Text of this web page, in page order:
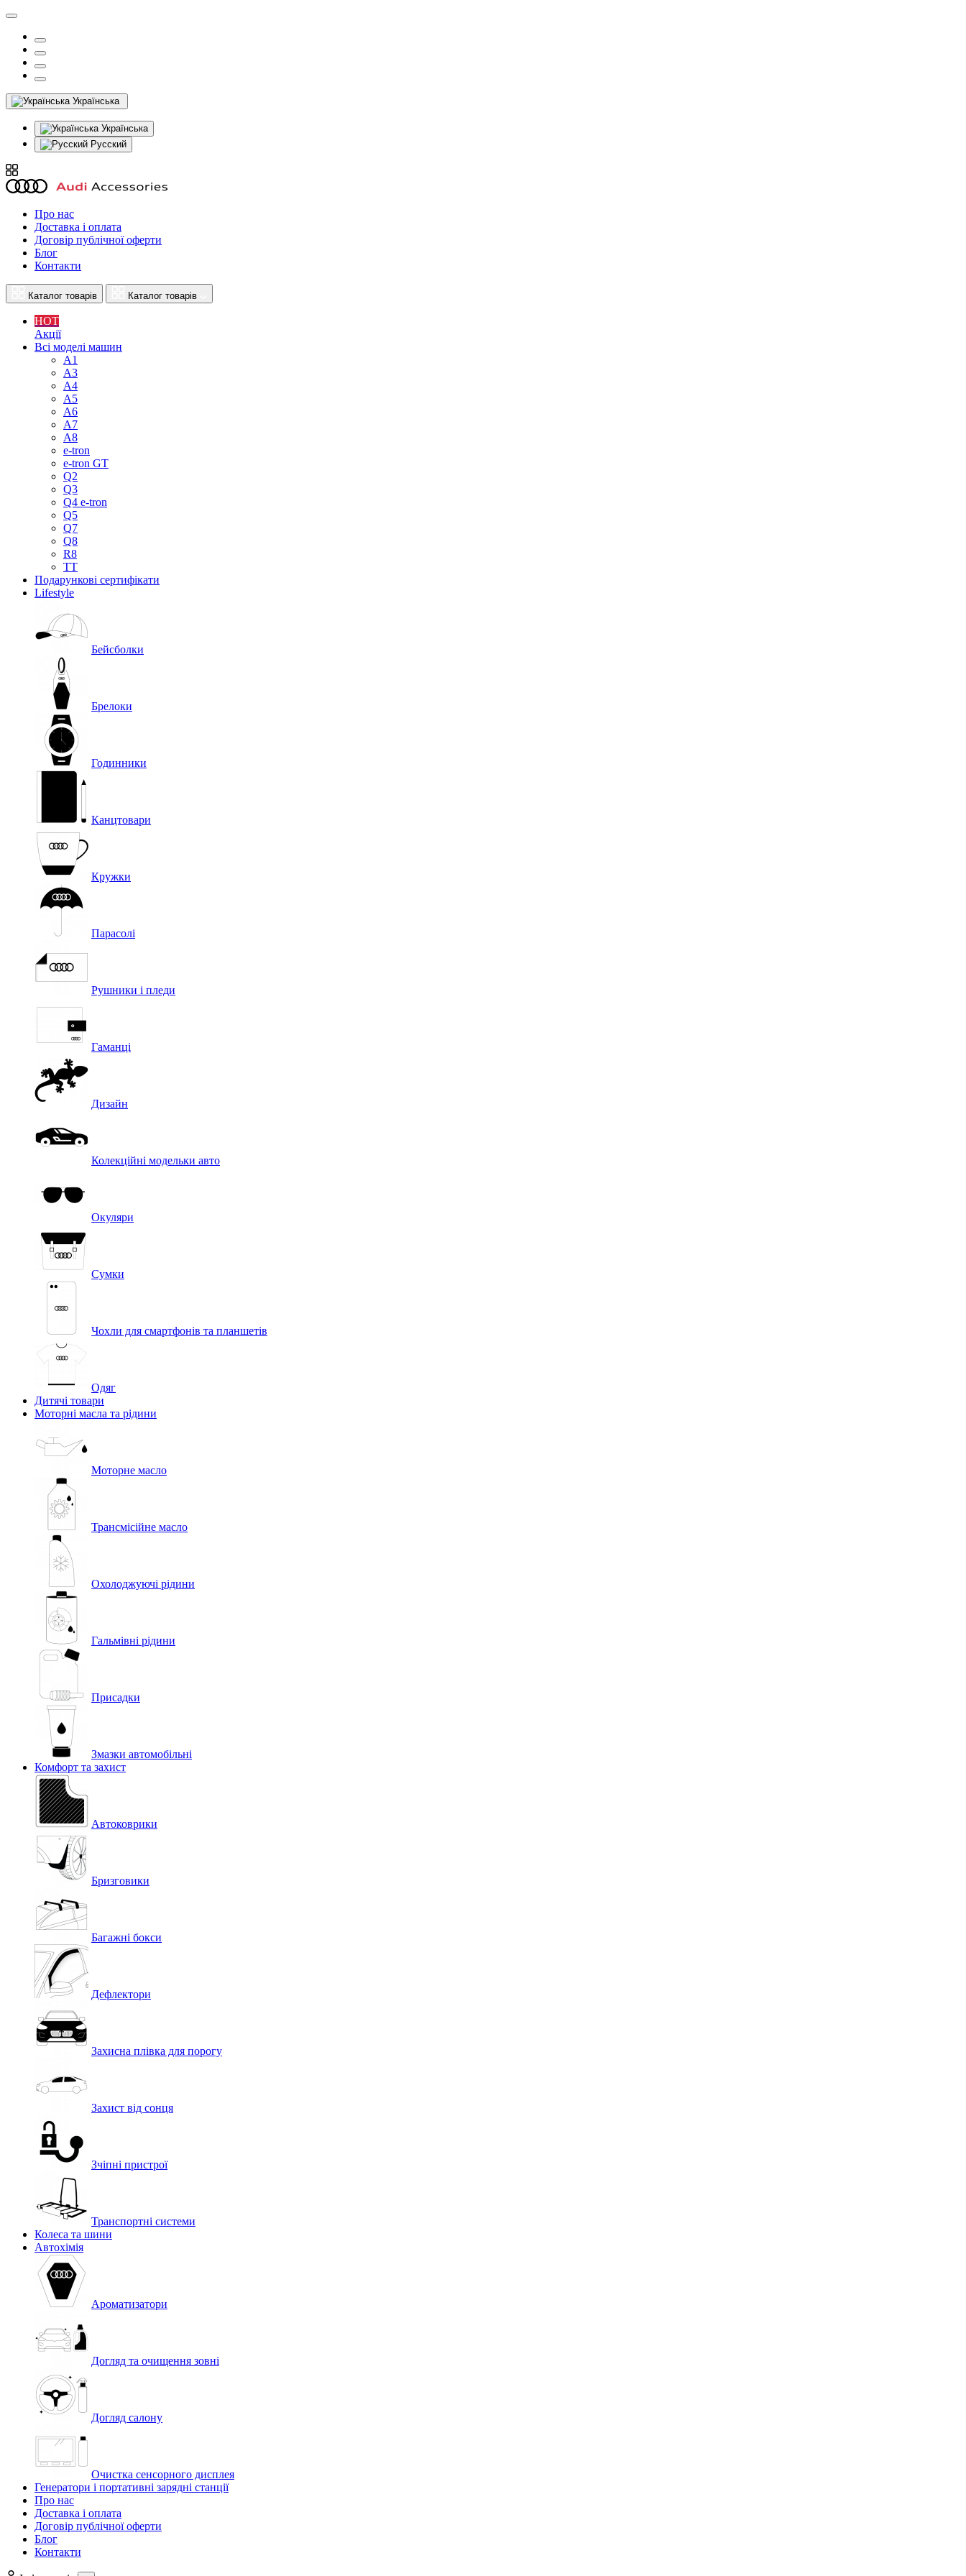
Українська
Українська
Русский
Про нас
Доставка і оплата
Договір публічної оферти
Блог
Контакти
Каталог товарів Каталог товарів
HOT
Акції
Всі моделі машин
A1
A3
A4
A5
A6
A7
A8
e-tron
e-tron GT
Q2
Q3
Q4 e-tron
Q5
Q7
Q8
R8
TT
Подарункові сертифікати
Lifestyle
Бейсболки
Брелоки
Годинники
Канцтовари
Кружки
Парасолі
Рушники і пледи
Гаманці
Дизайн
Колекційні модельки авто
Окуляри
Сумки
Чохли для смартфонів та планшетів
Одяг
Дитячі товари
Моторні масла та рідини
Моторне масло
Трансмісійне масло
Охолоджуючі рідини
Гальмівні рідини
Присадки
Змазки автомобільні
Комфорт та захист
Автоковрики
Бризговики
Багажні бокси
Дефлектори
Захисна плівка для порогу
Захист від сонця
Зчіпні пристрої
Транспортні системи
Колеса та шини
Автохімія
Ароматизатори
Догляд та очищення зовні
Догляд салону
Очистка сенсорного дисплея
Генератори і портативні зарядні станції
Про нас
Доставка і оплата
Договір публічної оферти
Блог
Контакти